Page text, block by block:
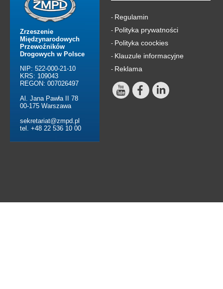
Zrzeszenie
Międzynarodowych
Przewoźników
Drogowych w Polsce
NIP: 522-000-21-10
KRS: 109043
REGON: 007026497
Al. Jana Pawła II 78
00-175 Warszawa
sekretariat@zmpd.pl
tel. +48 22 536 10 00
- Regulamin
- Polityka prywatności
- Polityka coockies
- Klauzule informacyjne
- Reklama